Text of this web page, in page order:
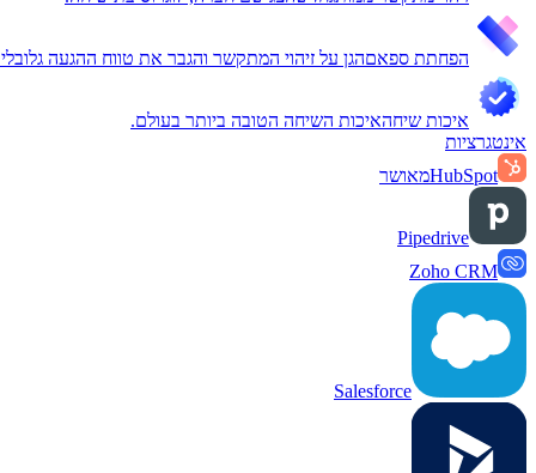
הפחתת ספאםהגן על זיהוי המתקשר והגבר את טווח ההגעה
איכות שיחהאיכות השיחה הטובה ביותר בעולם.
אינטגרציות
HubSpotמאושר
Pipedrive
Zoho CRM
Salesforce